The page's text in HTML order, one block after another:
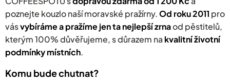
v
k
y
v
ý
poznejte kouzlo naší moravské pražírny.Od roku 2011 pro
vásvybíráme a pražíme jen ta nejlepší zrnaod pěstitelů,
kterým 100% důvěřujeme, s důrazem na kvalitní životní
podmínky místních.
Komu bude chutnat?